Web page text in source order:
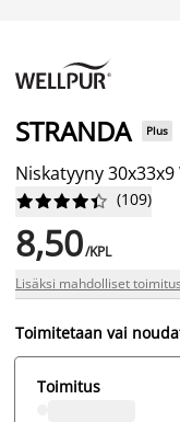
STRANDA Plus
Niskatyyny 30x33x9





 (109)
8,50/KPL
Lisäksi mahdolliset
Toimitetaan vai
Toimitus